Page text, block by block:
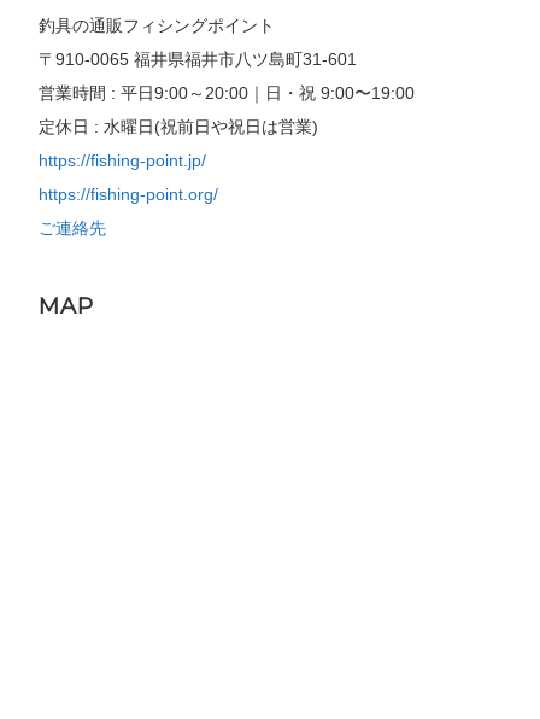
釣具の通販フィシングポイント
〒910-0065 福井県福井市八ツ島町31-601
営業時間 : 平日9:00～20:00｜日・祝 9:00〜19:00
定休日 : 水曜日(祝前日や祝日は営業)
https://fishing-point.jp/
https://fishing-point.org/
ご連絡先
MAP